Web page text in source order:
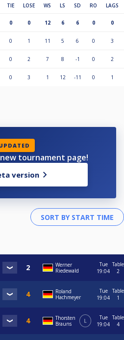
TIE LOSE WS LS SD RO LAGS
0 0 12 6 6 0 0
0 1 11 5 6 0 3
0 2 7 8 -1 0 2
0 3 1 12 -11 0 1
tournament page!
version
Werner
Riedewald
Tue
19:04
Table
2
Roland
Hachmeyer
Tue
19:04
Table
1
Thorsten
Brauns
L
Tue
19:04
Table
4